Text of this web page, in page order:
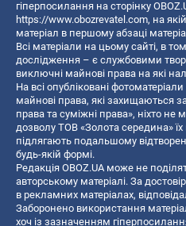
гіперпосилання на сторінку
https://www.obozrevatel.com, на
матеріал в першому абзаці
Всі матеріали на цьому сайті, в
дослідження – є службовими
виключні майнові права на які
На всі опубліковані
майнові права, які захищаються
права та суміжні права», ніхто
дозволу ТОВ «Золота середина»
підлягають подальшому
будь-якій формі.
Редакція OBOZ.UA може не
авторському матеріалі. За
в рекламних матеріалах,
Заборонено використання
хоч із зазначенням